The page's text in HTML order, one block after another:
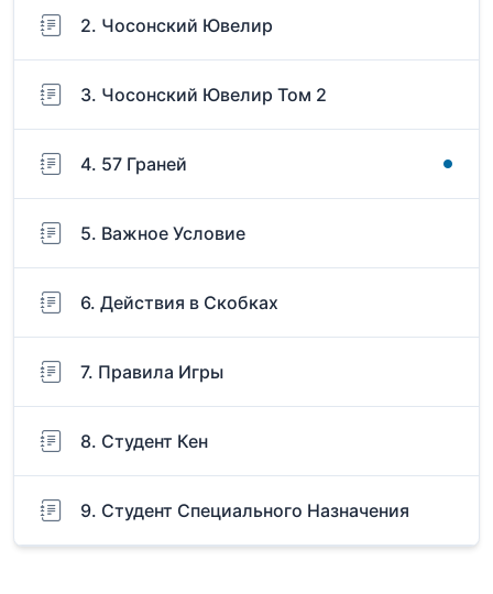
2. Чосонский Ювелир
3. Чосонский Ювелир Том 2
4. 57 Граней
5. Важное Условие
6. Действия в Скобках
7. Правила Игры
8. Студент Кен
9. Студент Специального Назначения